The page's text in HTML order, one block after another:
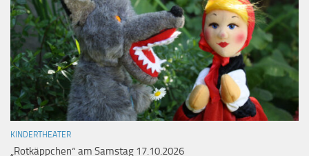
KINDERTHEATER
„Rotkäppchen“ am Samstag 17.10.2026